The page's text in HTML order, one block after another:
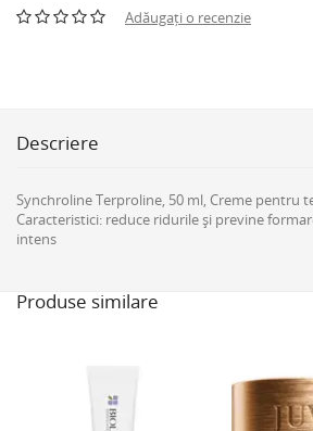
Adăugați o recenzie
Descriere
Synchroline Terproline, 50 ml, Creme pentru
Caracteristici: reduce ridurile și previne
intens
Produse similare